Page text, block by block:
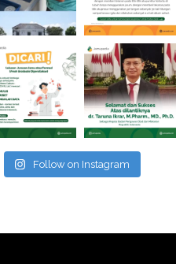
Follow on Instagram